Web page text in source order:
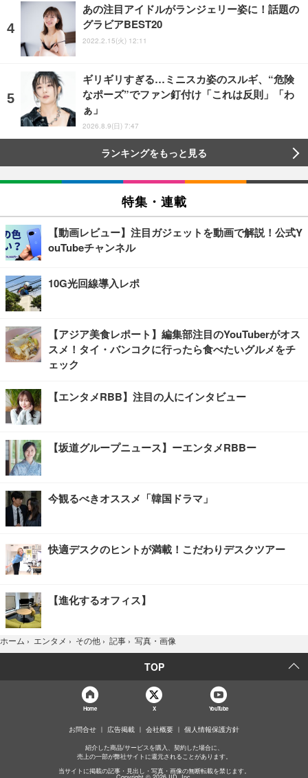
あの注目アイドルがランジェリー姿に！話題の
グラビアBEST20
2022.2.15(火) 12:11
ギリギリすぎる…ミニスカ姿のスルギ、“危険
なポーズ”でファン釘付け「これは反則」「わ
ぁ」
2026.8.9(日) 7:47
ランキングをもっと見る
特集・連載
【動画レビュー】注目ガジェットを動画で解説！公式Y
ouTubeチャンネル
10G光回線導入レポ
【アジア美食レポート】編集部注目のYouTuberがオス
スメ！タイ・バンコクに行ったら食べたいグルメをチ
ェック
【エンタメRBB】注目の人にインタビュー
【坂道グループニュース】ーエンタメRBBー
今観るべきオススメ「韓国ドラマ」
快適デスクのヒントが満載！こだわりデスクツアー
【進化するオフィス】
ホーム › エンタメ › その他 › 記事 › 写真・画像
TOP
Home X YouTube
お問合せ 広告掲載 会社概要 個人情報保護方針
紹介した商品/サービスを購入、契約した場合に、
売上の一部が弊社サイトに還元されることがあります。
当サイトに掲載の記事・見出し・写真・画像の無断転載を禁じます。